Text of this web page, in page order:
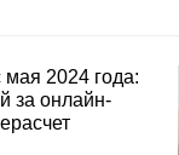
2024 года:
за онлайн-